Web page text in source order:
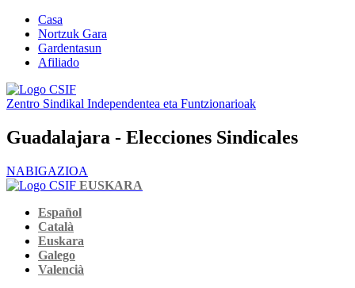
Casa
Nortzuk Gara
Gardentasun
Afiliado
Zentro Sindikal Independentea eta Funtzionarioak
Guadalajara - Elecciones Sindicales
NABIGAZIOA
EUSKARA
Español
Català
Euskara
Galego
Valencià